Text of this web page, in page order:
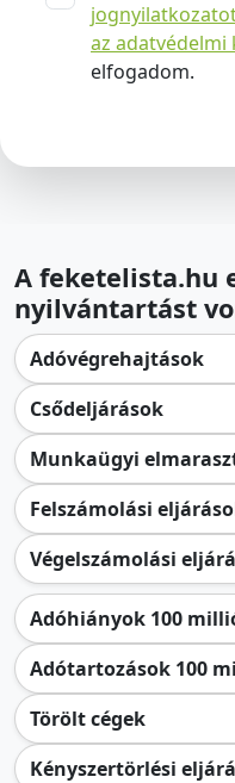
az adatvédelmi
elfogadom.
A feketelista.hu
nyilvántartást
Adóvégrehajtások
Csődeljárások
Munkaügyi
Felszámolási
Végelszámolási
Adóhiányok 100
Adótartozások 100
Törölt cégek
Kényszertörlési